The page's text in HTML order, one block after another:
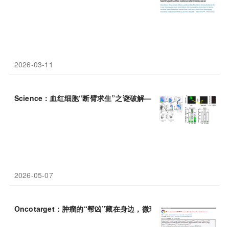
2026-03-11
Science：血红细胞“断臂求生”之谜破解——HRG1蛋白成贫血治
2026-05-07
Oncotarget：肿瘤的“帮凶”藏在身边，微环境蛋白CTHRC1被证